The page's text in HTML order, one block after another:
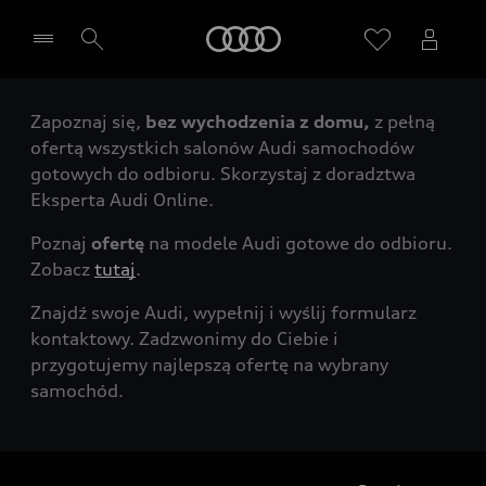
Wybierz Twojego Partnera Audi
Zapoznaj się, bez wychodzenia z domu, z pełną
ofertą wszystkich salonów Audi samochodów
gotowych do odbioru. Skorzystaj z doradztwa
Eksperta Audi Online.
Poznaj ofertę na modele Audi gotowe do odbioru.
Zobacz tutaj.
Znajdź swoje Audi, wypełnij i wyślij formularz
kontaktowy. Zadzwonimy do Ciebie i
przygotujemy najlepszą ofertę na wybrany
samochód.